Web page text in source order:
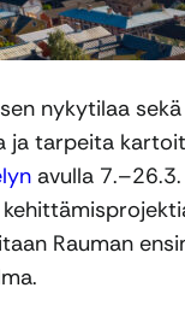
nykytilaa
ja tarpeita
avulla
Rauman